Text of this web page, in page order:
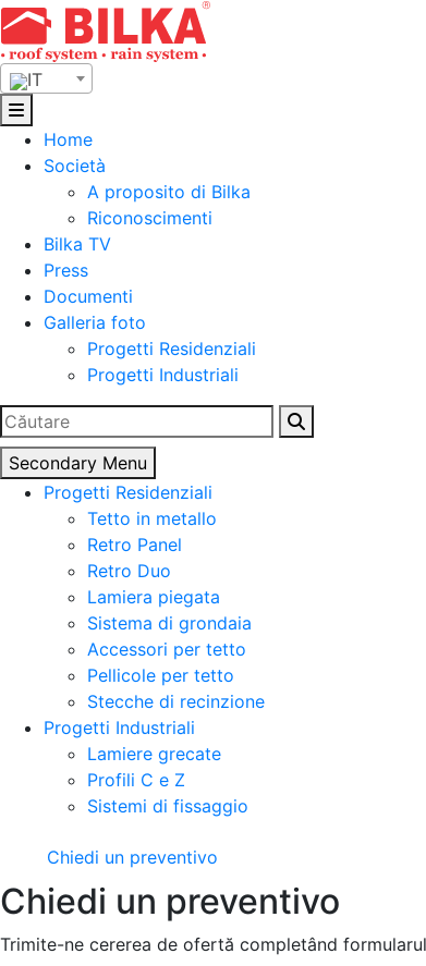
Skip
to
content
IT
Home
Società
A proposito di Bilka
Riconoscimenti
Bilka TV
Press
Documenti
Galleria foto
Progetti Residenziali
Progetti Industriali
Ricerca
per:
Secondary Menu
Progetti Residenziali
Tetto in metallo
Retro Panel
Retro Duo
Lamiera piegata
Sistema di grondaia
Accessori per tetto
Pellicole per tetto
Stecche di recinzione
Progetti Industriali
Lamiere grecate
Profili C e Z
Sistemi di fissaggio
Chiedi un preventivo
Chiedi un preventivo
Trimite-ne cererea de ofertă completând